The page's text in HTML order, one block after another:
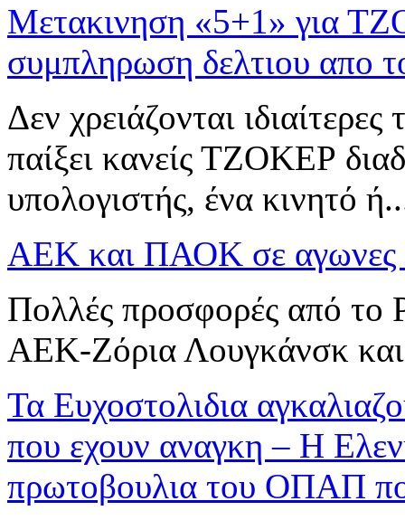
Μετακινηση «5+1» για
συμπληρωση δελτιου απο
Δεν χρειάζονται
παίξει κανείς ΤΖΟΚΕΡ
υπολογιστής, ένα κινητό
AEK και ΠΑΟΚ σε αγωνες
Πολλές προσφορές από το
ΑΕΚ-Ζόρια Λουγκάνσκ
Τα Ευχοστολιδια
που εχουν αναγκη – Η
πρωτοβουλια του ΟΠΑΠ